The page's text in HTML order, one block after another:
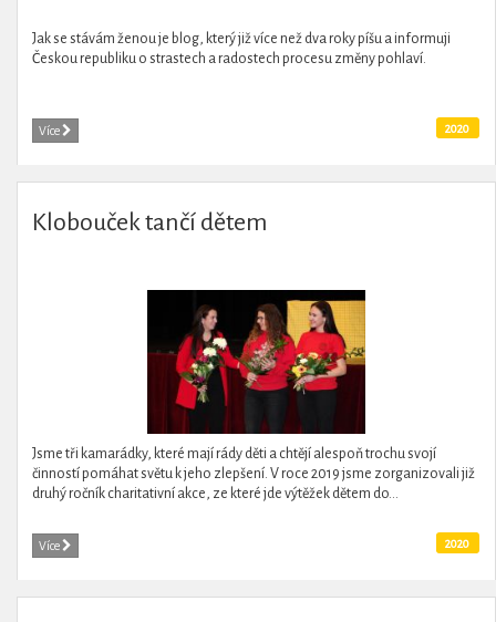
Jak se stávám ženou je blog, který již více než dva roky píšu a informuji
Českou republiku o strastech a radostech procesu změny pohlaví.
Více 2020
Klobouček tančí dětem
Jsme tři kamarádky, které mají rády děti a chtějí alespoň trochu svojí
činností pomáhat světu k jeho zlepšení. V roce 2019 jsme zorganizovali již
druhý ročník charitativní akce, ze které jde výtěžek dětem do...
Více 2020